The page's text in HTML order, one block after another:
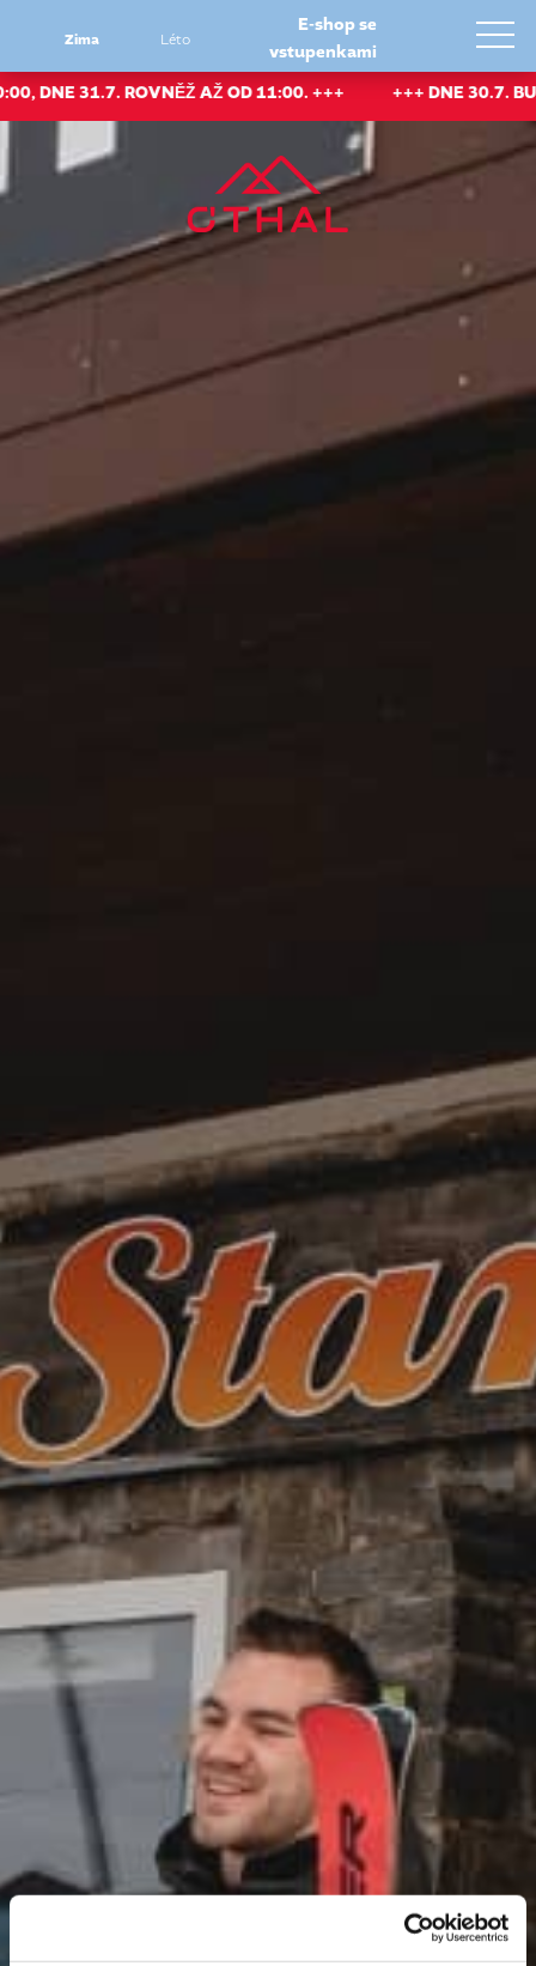
Zima Léto
E-shop se
vstupenkami
31.7. ROVNĚŽ AŽ OD 11:00. +++ +++ DNE 30.7. BUDE